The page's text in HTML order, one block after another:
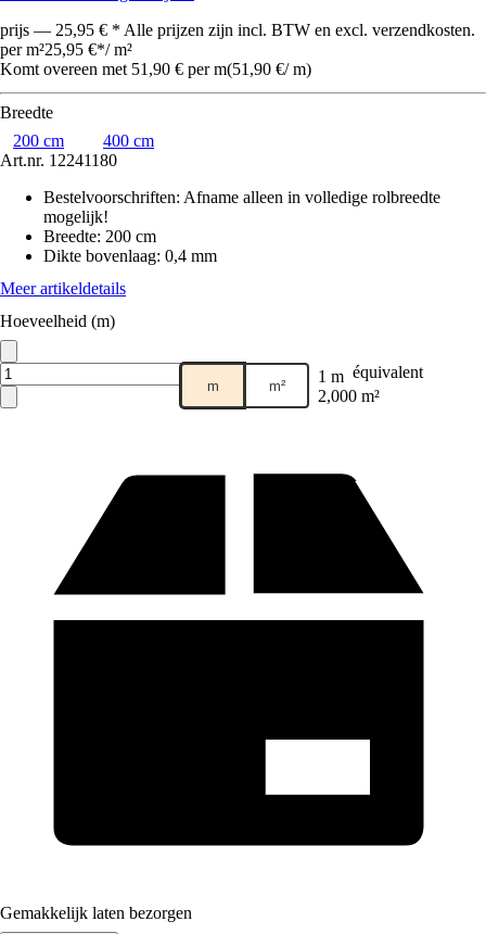
prijs — 25,95 € * Alle prijzen zijn incl. BTW en excl. verzendkosten.
per m²25,95 €*/ m²
Komt overeen met 51,90 € per m(51,90 €/ m)
Breedte
200 cm
400 cm
Art.nr. 12241180
Bestelvoorschriften: Afname alleen in volledige rolbreedte
mogelijk!
Breedte: 200 cm
Dikte bovenlaag: 0,4 mm
Meer artikeldetails
Hoeveelheid (m)
m m² 1 m équivalent
2,000 m²
Gemakkelijk laten bezorgen